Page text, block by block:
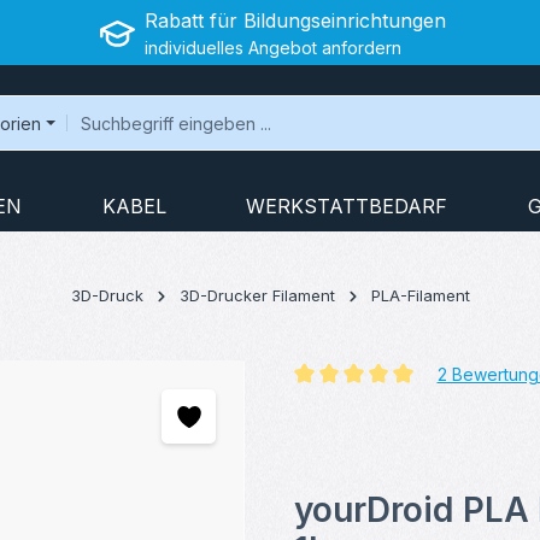
Rabatt für Bildungseinrichtungen
individuelles Angebot anfordern
KABEL WERKSTATTBEDARF
3D-Druck 3D-Drucker Filament PLA-Filament
2
yourDroid PLA